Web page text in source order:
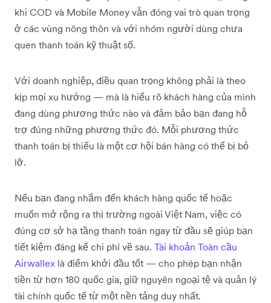
khi COD và Mobile Money vẫn đóng vai trò quan trọng
ở các vùng nông thôn và với nhóm người dùng chưa
quen thanh toán kỹ thuật số.
Với doanh nghiệp, điều quan trọng không phải là theo
kịp mọi xu hướng — mà là hiểu rõ khách hàng của mình
đang dùng phương thức nào và đảm bảo bạn đang hỗ
trợ đúng những phương thức đó. Mỗi phương thức
thanh toán bị thiếu là một cơ hội bán hàng có thể bị bỏ
lỡ.
Nếu bạn đang nhắm đến khách hàng quốc tế hoặc
muốn mở rộng ra thị trường ngoài Việt Nam, việc có
đúng cơ sở hạ tầng thanh toán ngay từ đầu sẽ giúp bạn
tiết kiệm đáng kể chi phí về sau. Tài khoản Toàn cầu
Airwallex là điểm khởi đầu tốt — cho phép bạn nhận
tiền từ hơn 180 quốc gia, giữ nguyên ngoại tệ và quản lý
tài chính quốc tế từ một nền tảng duy nhất.